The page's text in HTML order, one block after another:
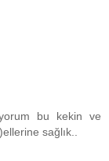
bu kekin ve
sağlık..